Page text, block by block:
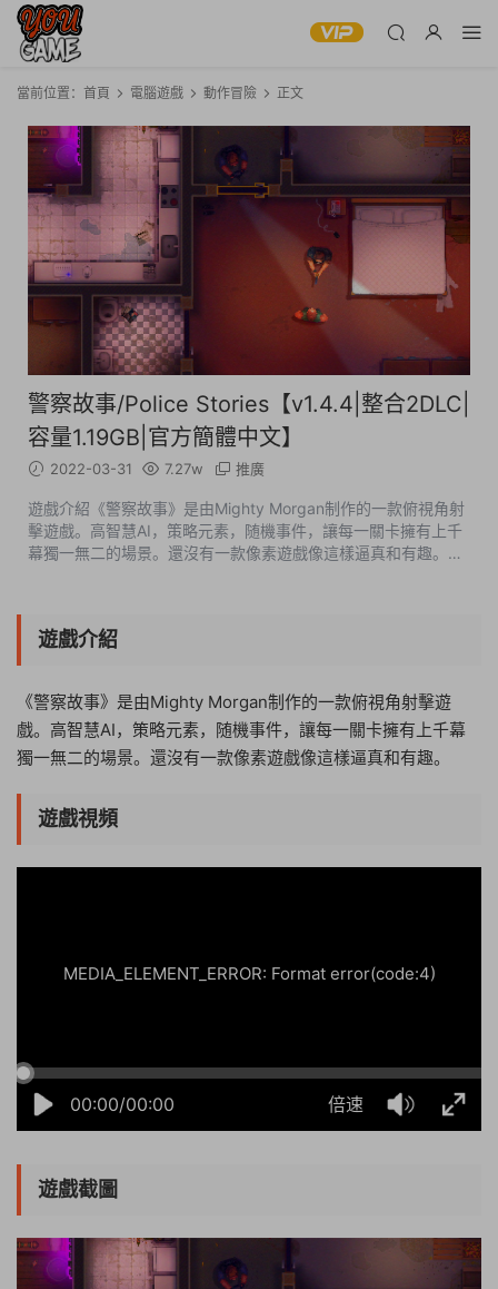
當前位置： 首頁 電腦遊戲 動作冒險 正文
警察故事/Police Stories【v1.4.4|整合2DLC|
容量1.19GB|官方簡體中文】
2022-03-31 7.27w 推廣
遊戲介紹《警察故事》是由Mighty Morgan制作的一款俯視角射
擊遊戲。高智慧AI，策略元素，随機事件，讓每一關卡擁有上千
幕獨一無二的場景。還沒有一款像素遊戲像這樣逼真和有趣。遊
遊戲介紹
《警察故事》是由Mighty Morgan制作的一款俯視角射擊遊
戲。高智慧AI，策略元素，随機事件，讓每一關卡擁有上千幕
獨一無二的場景。還沒有一款像素遊戲像這樣逼真和有趣。
遊戲視頻
00:00/00:00 倍速
MEDIA_ELEMENT_ERROR: Format error(code:4)
遊戲截圖